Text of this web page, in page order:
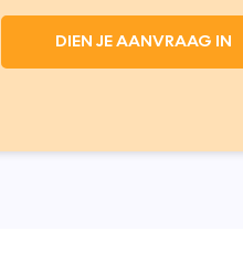
DIEN JE AANVRAAG IN